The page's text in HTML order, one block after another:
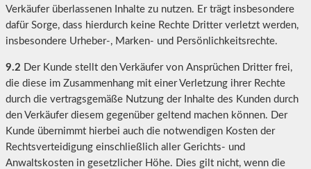
Verkäufer überlassenen Inhalte zu nutzen. Er trägt insbesondere
dafür Sorge, dass hierdurch keine Rechte Dritter verletzt werden,
insbesondere Urheber-, Marken- und Persönlichkeitsrechte.
9.2 Der Kunde stellt den Verkäufer von Ansprüchen Dritter frei,
die diese im Zusammenhang mit einer Verletzung ihrer Rechte
durch die vertragsgemäße Nutzung der Inhalte des Kunden durch
den Verkäufer diesem gegenüber geltend machen können. Der
Kunde übernimmt hierbei auch die notwendigen Kosten der
Rechtsverteidigung einschließlich aller Gerichts- und
Anwaltskosten in gesetzlicher Höhe. Dies gilt nicht, wenn die